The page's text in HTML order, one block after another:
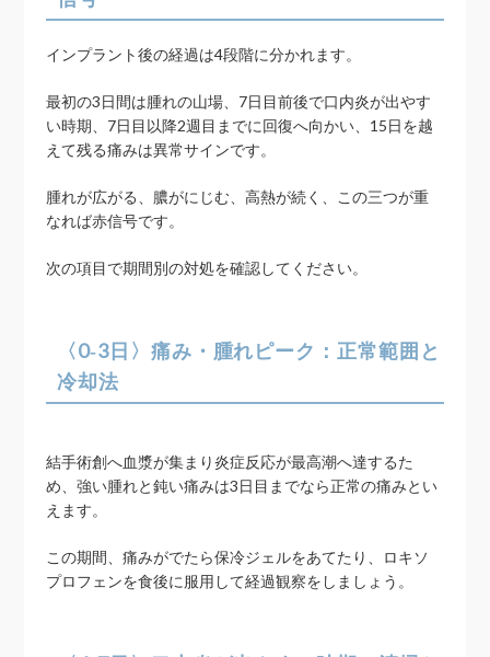
インプラント後の経過は4段階に分かれます。
最初の3日間は腫れの山場、7日目前後で口内炎が出やす
い時期、7日目以降2週目までに回復へ向かい、15日を越
えて残る痛みは異常サインです。
腫れが広がる、膿がにじむ、高熱が続く、この三つが重
なれば赤信号です。
次の項目で期間別の対処を確認してください。
〈0‑3日〉痛み・腫れピーク：正常範囲と
冷却法
結手術創へ血漿が集まり炎症反応が最高潮へ達するた
め、強い腫れと鈍い痛みは3日目までなら正常の痛みとい
えます。
この期間、痛みがでたら保冷ジェルをあてたり、ロキソ
プロフェンを食後に服用して経過観察をしましょう。